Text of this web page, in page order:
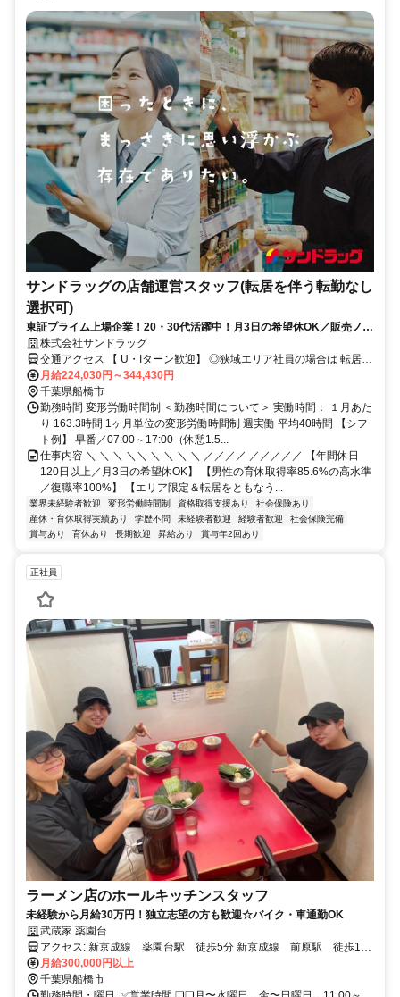
サンドラッグの店舗運営スタッフ(転居を伴う転勤なし
選択可)
東証プライム上場企業！20・30代活躍中！月3日の希望休OK／販売ノル
マなし／年収例32歳SV816万円／販促企画～商品管理など店舗運営がメ
インの仕事
株式会社サンドラッグ
交通アクセス 【 U・Iターン歓迎】 ◎狭域エリア社員の場合は 転居を
伴う転勤はありません。 ◎マイカー通勤OK
月給224,030円～344,430円
千葉県船橋市
勤務時間 変形労働時間制 ＜勤務時間について＞ 実働時間： １月あた
り 163.3時間 1ヶ月単位の変形労働時間制 週実働 平均40時間 【シフ
ト例】 早番／07:00～17:00（休憩1.5...
仕事内容 ＼ ＼ ＼ ＼＼ ＼ ＼ ＼ ＼ ／／／／ ／／／／／ 【年間休日
120日以上／月3日の希望休OK】 【男性の育休取得率85.6%の高水準
／復職率100%】 【エリア限定＆転居をともなう...
業界未経験者歓迎 変形労働時間制 資格取得支援あり
社会保険あり
産休・育休取得実績あり
学歴不問 未経験者歓迎 経験者歓迎
社会保険完備
賞与あり
育休あり 長期歓迎 昇給あり 賞与年2回あり
正社員
ラーメン店のホールキッチンスタッフ
未経験から月給30万円！独立志望の方も歓迎☆バイク・車通勤OK
武蔵家 薬園台
アクセス: 新京成線 薬園台駅 徒歩5分 新京成線 前原駅 徒歩11
分 中央・総武各駅停車 津田沼駅 車11分 ※自転車・バイク・車通
勤可
月給300,000円以上
千葉県船橋市